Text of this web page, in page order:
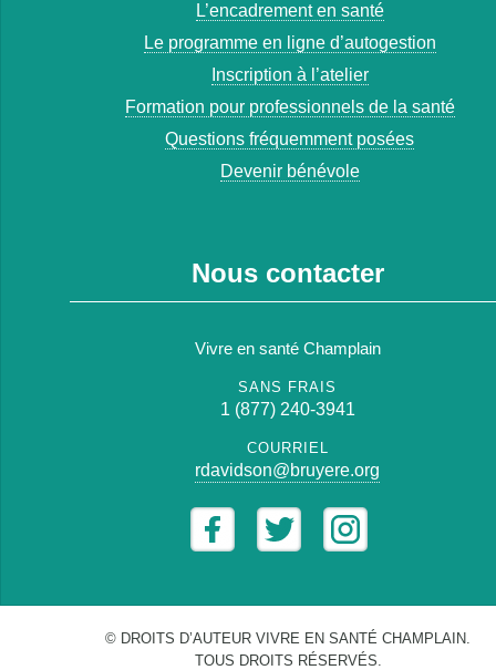
L’encadrement en santé
Le programme en ligne d’autogestion
Inscription à l’atelier
Formation pour professionnels de la santé
Questions fréquemment posées
Devenir bénévole
Nous contacter
Vivre en santé Champlain
SANS FRAIS
1 (877) 240-3941
COURRIEL
rdavidson@bruyere.org
© DROITS D’AUTEUR VIVRE EN SANTÉ CHAMPLAIN.
TOUS DROITS RÉSERVÉS.